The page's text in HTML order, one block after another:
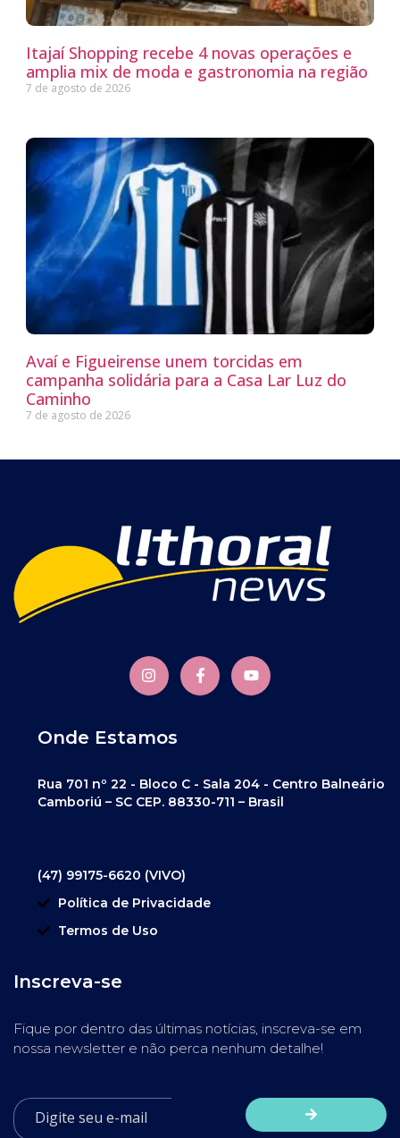
Itajaí Shopping recebe 4 novas operações e
amplia mix de moda e gastronomia na região
7 de agosto de 2026
Avaí e Figueirense unem torcidas em
campanha solidária para a Casa Lar Luz do
Caminho
7 de agosto de 2026
Onde Estamos
Rua 701 nº 22 - Bloco C - Sala 204 - Centro Balneário
Camboriú – SC CEP. 88330-711 – Brasil
(47) 99175-6620 (VIVO)
Política de Privacidade
Termos de Uso
Inscreva-se
Fique por dentro das últimas notícias, inscreva-se em
nossa newsletter e não perca nenhum detalhe!